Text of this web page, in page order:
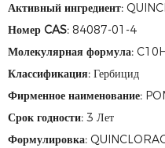
Активный ингредиент:
Номер CAS: 84087-01-4
Молекулярная формула:
Классификация: Гербицид
Фирменное наименование:
Срок годности: 3 Лет
Формулировка: